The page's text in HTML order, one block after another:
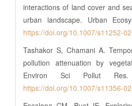
interactions of land cover and
urban landscape. Urban
https://doi.org/10.1007/s11252-
Tashakor S, Chamani A.
pollution attenuation by
Environ Sci Pollut Res.
https://doi.org/10.1007/s11356-